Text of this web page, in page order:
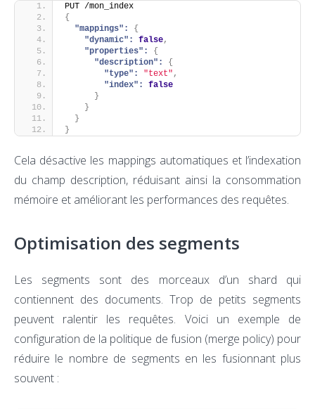
PUT /mon_index
{
"mappings":
{
"dynamic":
false,
"properties":
{
"description":
{
"type":
"text" ,
"index":
false
}
}
}
}
Cela désactive les mappings automatiques et l’indexation
du champ description, réduisant ainsi la consommation
mémoire et améliorant les performances des requêtes.
Optimisation des segments
Les segments sont des morceaux d’un shard qui
contiennent des documents. Trop de petits segments
peuvent ralentir les requêtes. Voici un exemple de
configuration de la politique de fusion (merge policy) pour
réduire le nombre de segments en les fusionnant plus
souvent :